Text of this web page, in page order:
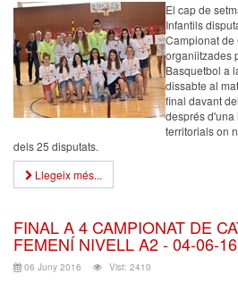
El cap de
Infantils
Campionat de
organiitzades
Basquetbol a
dissabte al
final davant
després
territorials on
dels 25 disputats.
Llegeix més...
FINAL A 4 CAMPIONAT DE
FEMENÍ NIVELL A2 - 04-06-16
06 Juny 2016 Vist: 2410